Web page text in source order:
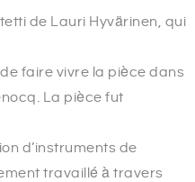
de Lauri Hyvärinen, qui
faire vivre la pièce dans
La pièce fut
d’instruments de
travaillé à travers